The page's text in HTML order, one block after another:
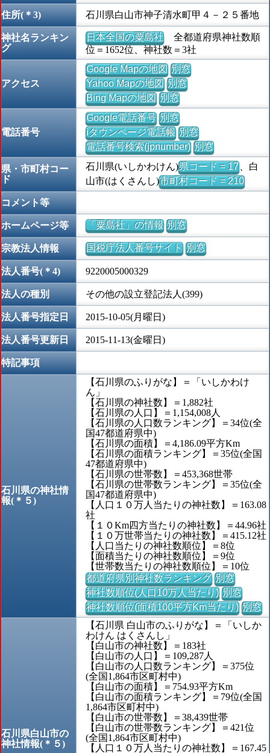
住所(＊3) 石川県白山市神子清水町甲４－２５番地
神社名ランキン
グ
日本全国の粟島社全都道府県神社数順
位＝1652位、神社数＝3社
アクセス
Google Mapの地図 別窓
Yahoo Mapの地図 別窓
Bing Mapの地図 別窓
電話番号
Google電話番号 別窓
iタウンページ電話帳 別窓
電話番号検索(jpnumber) 別窓
県・市町村コー
ド
石川県(いしかわけん)県コード = 17、白
山市(はくさんし)市町村コード = 210
コメント等
ホームページ等 「粟島社」の情報 別窓
宗教法人情報 国税庁法人番号サイト 別窓
法人番号(＊4) 9220005000329
法人の種別 その他の設立登記法人(399)
法人番号指定日 2015-10-05(月曜日)
法人番号更新日 2015-11-13(金曜日)
特記事項
石川県の神社情
報(＊５)
【石川県のふりがな】＝「いしかわけ
ん」
【石川県の神社数】＝1,882社
【石川県の人口】＝1,154,008人
【石川県の人口数ランキング】＝34位(全
国47都道府県中)
【石川県の面積】＝4,186.09平方Km
【石川県の面積ランキング】＝35位(全国
47都道府県中)
【石川県の世帯数】＝453,368世帯
【石川県の世帯数ランキング】＝35位(全
国47都道府県中)
【人口１０万人当たりの神社数】＝163.08
社
【１０Km四方当たりの神社数】＝44.96社
【１０万世帯当たりの神社数】＝415.12社
【人口当たりの神社数順位】＝8位
【面積当たりの神社数順位】＝9位
【世帯数当たりの神社数順位】＝10位
都道府県別神社数ランキング 別窓
神社数順位(人口10万人当たり) 別窓
神社数順位(面積100平方Km当たり) 別窓
石川県白山市の
神社情報(＊５)
【石川県 白山市のふりがな】＝「いしか
わけん はくさんし」
【白山市の神社数】＝183社
【白山市の人口】＝109,287人
【白山市の人口数ランキング】＝375位
(全国1,864市区町村中)
【白山市の面積】＝754.93平方Km
【白山市の面積ランキング】＝79位(全国
1,864市区町村中)
【白山市の世帯数】＝38,439世帯
【白山市の世帯数ランキング】＝421位
(全国1,864市区町村中)
【人口１０万人当たりの神社数】＝167.45